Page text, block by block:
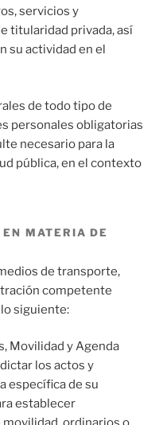
servicios y
titularidad privada, así
su actividad en el
de todo tipo de
personales obligatorias
necesario para la
pública, en el contexto
MATERIA DE
de transporte,
competente
siguiente:
Movilidad y Agenda
los actos y
específica de su
establecer